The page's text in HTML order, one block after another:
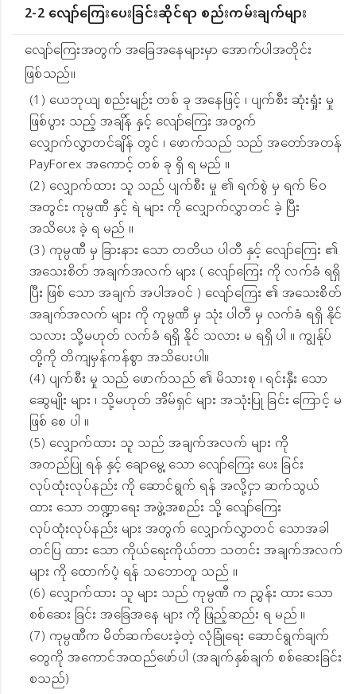
2-2 လျော်ကြေးပေးခြင်းဆိုင်ရာ စည်းကမ်းချက်များ
လျော်ကြေးအတွက် အခြေအနေများမှာ အောက်ပါအတိုင်း
ဖြစ်သည်။
(1) ယေဘုယျ စည်းမျဉ်း တစ် ခု အနေဖြင့် ၊ ပျက်စီး ဆုံးရှုံး မှု
ဖြစ်ပွား သည့် အချိန် နှင့် လျော်ကြေး အတွက်
လျှောက်လွှာတင်ချိန် တွင် ၊ ဖောက်သည် သည် အတော်အတန်
PayForex အကောင့် တစ် ခု ရှိ ရ မည် ။
(2) လျှောက်ထား သူ သည် ပျက်စီး မှု ၏ ရက်စွဲ မှ ရက် ၆၀
အတွင်း ကုမ္ပဏီ နှင့် ရဲ များ ကို လျှောက်လွှာတင် ခဲ့ ပြီး
အသိပေး ခဲ့ ရ မည် ။
(3) ကုမ္ပဏီ မှ ခြားနား သော တတိယ ပါတီ နှင့် လျော်ကြေး ၏
အသေးစိတ် အချက်အလက် များ ( လျော်ကြေး ကို လက်ခံ ရရှိ
ပြီး ဖြစ် သော အချက် အပါအဝင် ) လျော်ကြေး ၏ အသေးစိတ်
အချက်အလက် များ ကို ကုမ္ပဏီ မှ သုံး ပါတီ မှ လက်ခံ ရရှိ နိုင်
သလား သို့မဟုတ် လက်ခံ ရရှိ နိုင် သလား မ ရရှိ ပါ ။ ကျွန်ုပ်
တို့ကို တိကျမှန်ကန်စွာ အသိပေးပါ။
(4) ပျက်စီး မှု သည် ဖောက်သည် ၏ မိသားစု ၊ ရင်းနှီး သော
ဆွေမျိုး များ ၊ သို့မဟုတ် အိမ်ရှင် များ အသုံးပြု ခြင်း ကြောင့် မ
ဖြစ် စေ ပါ ။
(5) လျှောက်ထား သူ သည် အချက်အလက် များ ကို
အတည်ပြု ရန် နှင့် ချောမွေ့ သော လျော်ကြေး ပေး ခြင်း
လုပ်ထုံးလုပ်နည်း ကို ဆောင်ရွက် ရန် အလို့ငှာ ဆက်သွယ်
ထား သော ဘဏ္ဍာရေး အဖွဲ့အစည်း သို့ လျော်ကြေး
လုပ်ထုံးလုပ်နည်း များ အတွက် လျှောက်လွှာတင် သောအခါ
တင်ပြ ထား သော ကိုယ်ရေးကိုယ်တာ သတင်း အချက်အလက်
များ ကို ထောက်ပံ့ ရန် သဘောတူ သည် ။
(6) လျှောက်ထား သူ များ သည် ကုမ္ပဏီ က ညွှန်း ထား သော
စစ်ဆေး ခြင်း အခြေအနေ များ ကို ဖြည့်ဆည်း ရ မည် ။
(7) ကုမ္ပဏီက မိတ်ဆက်ပေးခဲ့တဲ့ လုံခြုံရေး ဆောင်ရွက်ချက်
တွေကို အကောင်အထည်ဖော်ပါ (အချက်နှစ်ချက် စစ်ဆေးခြင်း
စသည်)